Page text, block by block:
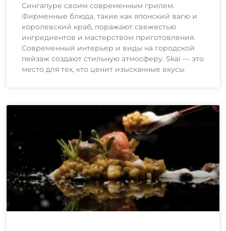
Сингапуре своим современным грилем.
Фирменные блюда, такие как японский вагю и
королевский краб, поражают свежестью
ингредиентов и мастерством приготовления.
Современный интерьер и виды на городской
пейзаж создают стильную атмосферу. Skai — это
место для тех, кто ценит изысканные вкусы